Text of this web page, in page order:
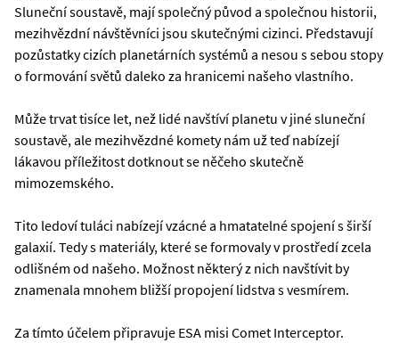
Sluneční soustavě, mají společný původ a společnou historii,
mezihvězdní návštěvníci jsou skutečnými cizinci. Představují
pozůstatky cizích planetárních systémů a nesou s sebou stopy
o formování světů daleko za hranicemi našeho vlastního.
Může trvat tisíce let, než lidé navštíví planetu v jiné sluneční
soustavě, ale mezihvězdné komety nám už teď nabízejí
lákavou příležitost dotknout se něčeho skutečně
mimozemského.
Tito ledoví tuláci nabízejí vzácné a hmatatelné spojení s širší
galaxií. Tedy s materiály, které se formovaly v prostředí zcela
odlišném od našeho. Možnost některý z nich navštívit by
znamenala mnohem bližší propojení lidstva s vesmírem.
Za tímto účelem připravuje ESA misi Comet Interceptor.